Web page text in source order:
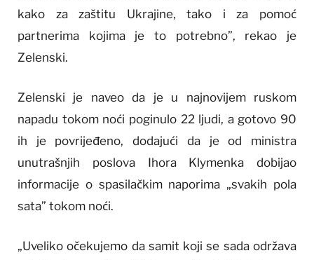
kako za zaštitu Ukrajine, tako i za pomoć
partnerima kojima je to potrebno”, rekao je
Zelenski.
Zelenski je naveo da je u najnovijem ruskom
napadu tokom noći poginulo 22 ljudi, a gotovo 90
ih je povrijeđeno, dodajući da je od ministra
unutrašnjih poslova Ihora Klymenka dobijao
informacije o spasilačkim naporima „svakih pola
sata” tokom noći.
„Uveliko očekujemo da samit koji se sada održava